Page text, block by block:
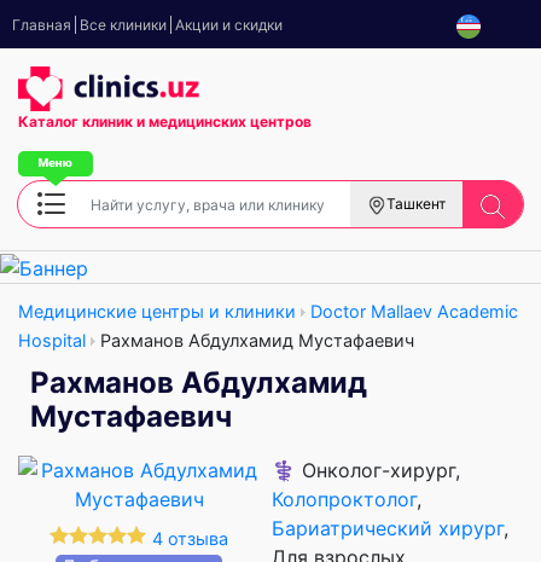
Главная Все клиники Акции и скидки
Каталог клиник и медицинских центров
Ташкент
Медицинские центры и клиники
Doctor Mallaev Academic
Hospital
Рахманов Абдулхамид Мустафаевич
Рахманов Абдулхамид
Мустафаевич
4 отзыва
⚕️ Онколог-хирург,
Колопроктолог,
Бариатрический хирург,
Для взрослых